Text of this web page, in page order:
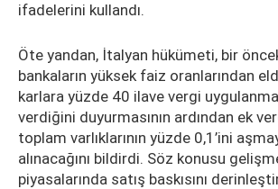
ifadelerini kullandı.
Öte yandan, İtalyan hükümeti, bir
bankaların yüksek faiz oranlarından
karlara yüzde 40 ilave vergi
verdiğini duyurmasının ardından ek
toplam varlıklarının yüzde 0,1’ini
alınacağını bildirdi. Söz konusu
piyasalarında satış baskısını